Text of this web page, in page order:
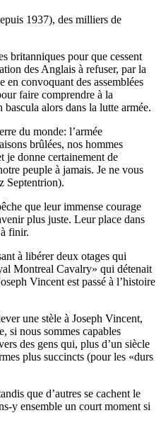
1937), des milliers de
britanniques pour que cessent
des Anglais à refuser, par la
en convoquant des assemblées
faire comprendre à la
alors dans la lutte armée.
du monde: l’armée
brûlées, nos hommes
je donne certainement de
peuple à jamais. Je ne vous
Septentrion).
que leur immense courage
plus juste. Leur place dans
finir.
à libérer deux otages qui
Montreal Cavalry» qui détenait
Vincent est passé à l’histoire
une stèle à Joseph Vincent,
si nous sommes capables
des gens qui, plus d’un siècle
plus succincts (pour les «durs
que d’autres se cachent le
y ensemble un court moment si